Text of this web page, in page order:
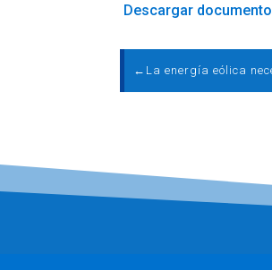
Descargar documento
←